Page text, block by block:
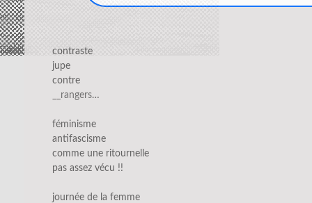
contraste
jupe
contre
__rangers…
féminisme
antifascisme
comme une ritournelle
pas assez vécu !!
journée de la femme